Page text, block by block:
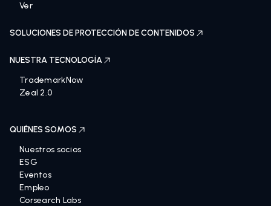
Ver
SOLUCIONES DE PROTECCIÓN DE CONTENIDOS
NUESTRA TECNOLOGÍA
TrademarkNow
Zeal 2.0
QUIÉNES SOMOS
Nuestros socios
ESG
Eventos
Empleo
Corsearch Labs